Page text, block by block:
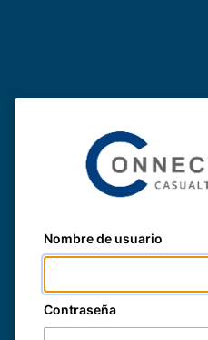
Nombre de usuario
Contraseña